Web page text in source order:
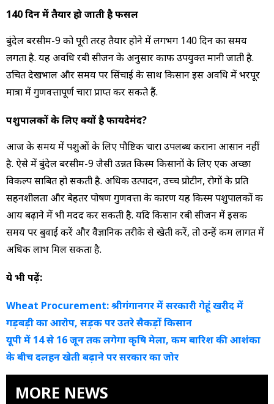
140 दिन में तैयार हो जाती है फसल
बुंदेल बरसीम-9 को पूरी तरह तैयार होने में लगभग 140 दिन का समय
लगता है. यह अवधि रबी सीजन के अनुसार काफी उपयुक्त मानी जाती है.
उचित देखभाल और समय पर सिंचाई के साथ किसान इस अवधि में भरपूर
मात्रा में गुणवत्तापूर्ण चारा प्राप्त कर सकते हैं.
पशुपालकों के लिए क्यों है फायदेमंद?
आज के समय में पशुओं के लिए पौष्टिक चारा उपलब्ध कराना आसान नहीं
है. ऐसे में बुंदेल बरसीम-9 जैसी उन्नत किस्म किसानों के लिए एक अच्छा
विकल्प साबित हो सकती है. अधिक उत्पादन, उच्च प्रोटीन, रोगों के प्रति
सहनशीलता और बेहतर पोषण गुणवत्ता के कारण यह किस्म पशुपालकों की
आय बढ़ाने में भी मदद कर सकती है. यदि किसान रबी सीजन में इसकी
समय पर बुवाई करें और वैज्ञानिक तरीके से खेती करें, तो उन्हें कम लागत में
अधिक लाभ मिल सकता है.
ये भी पढ़ें:
Wheat Procurement: श्रीगंगानगर में सरकारी गेहूं खरीद में
गड़बड़ी का आरोप, सड़क पर उतरे सैकड़ों किसान
यूपी में 14 से 16 जून तक लगेगा कृषि मेला, कम बारिश की आशंका
के बीच दलहन खेती बढ़ाने पर सरकार का जोर
MORE NEWS